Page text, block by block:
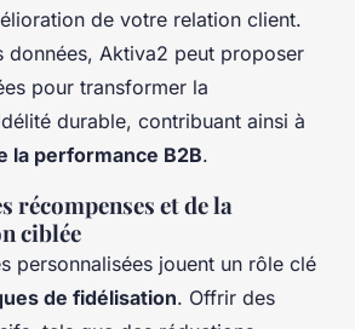
de votre relation client.
données, Aktiva2 peut proposer
pour transformer la
durable, contribuant ainsi à
la performance B2B.
récompenses et de la
ciblée
personnalisées jouent un rôle clé
de fidélisation. Offrir des